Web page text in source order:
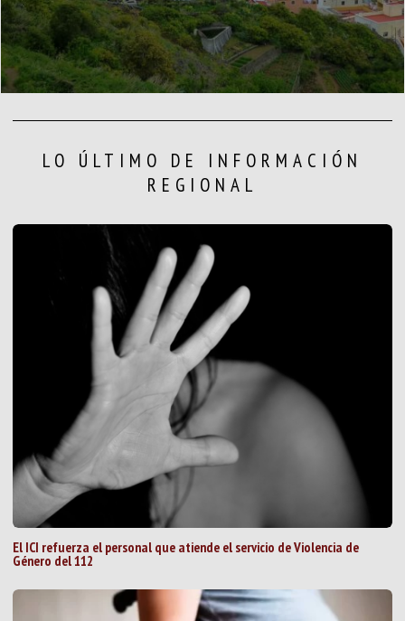
LO ÚLTIMO DE INFORMACIÓN
REGIONAL
El ICI refuerza el personal que atiende el servicio de Violencia de
Género del 112